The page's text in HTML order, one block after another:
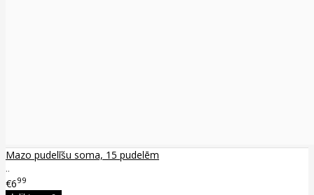
Mazo pudelīšu soma, 15 pudelēm
..
€699